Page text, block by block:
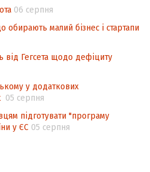
06 серпня
малий бізнес і стартапи
від Гегсета щодо дефіциту
у додаткових
05 серпня
підготувати "програму
у ЄС 05 серпня